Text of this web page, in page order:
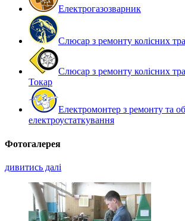
Електрогазозварник
Слюсар з ремонту колісних
Слюсар з ремонту колісних
Токар
Електромонтер з ремонту та
електроустаткування
Фотогалерея
дивитись далі